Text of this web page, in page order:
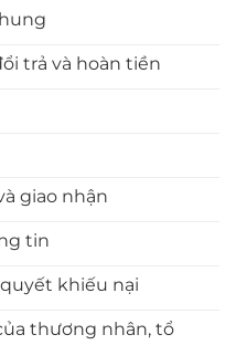
trả và hoàn tiền
giao nhận
tin
khiếu nại
thương nhân, tổ